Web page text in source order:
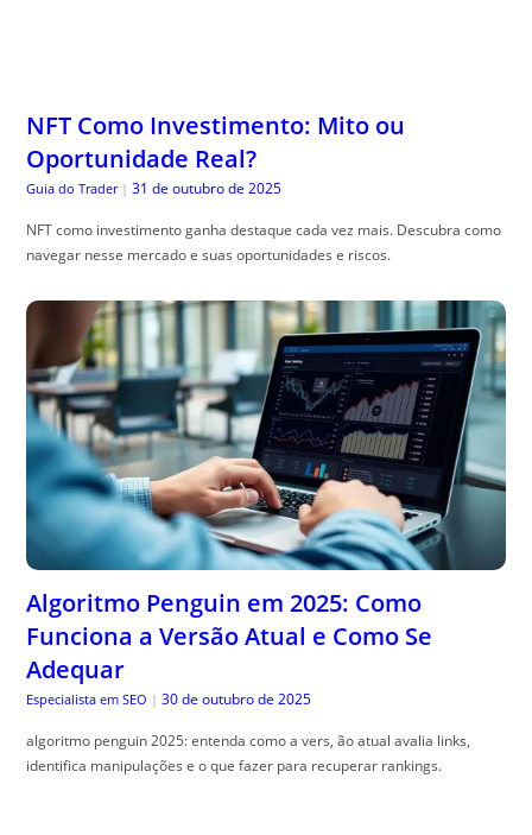
NFT Como Investimento: Mito ou
Oportunidade Real?
Guia do Trader | 31 de outubro de 2025
NFT como investimento ganha destaque cada vez mais. Descubra como
navegar nesse mercado e suas oportunidades e riscos.
Algoritmo Penguin em 2025: Como
Funciona a Versão Atual e Como Se
Adequar
Especialista em SEO | 30 de outubro de 2025
algoritmo penguin 2025: entenda como a vers, ão atual avalia links,
identifica manipulações e o que fazer para recuperar rankings.